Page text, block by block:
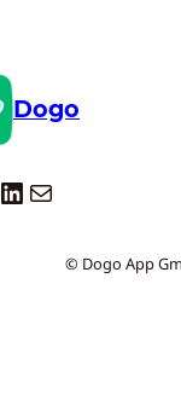
Dogo
LinkedIn E-mail
© Dogo App